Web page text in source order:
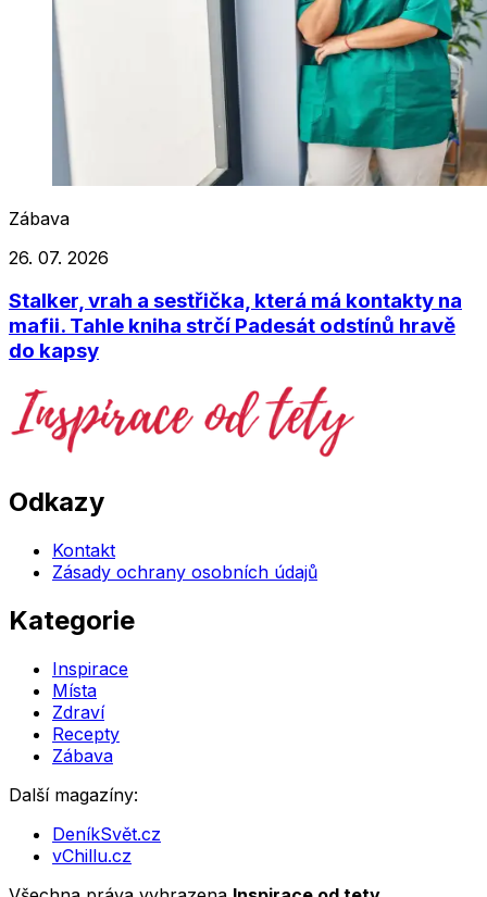
Zábava
26. 07. 2026
Stalker, vrah a sestřička, která má kontakty na
mafii. Tahle kniha strčí Padesát odstínů hravě
do kapsy
Odkazy
Kontakt
Zásady ochrany osobních údajů
Kategorie
Inspirace
Místa
Zdraví
Recepty
Zábava
Další magazíny:
DeníkSvět.cz
vChillu.cz